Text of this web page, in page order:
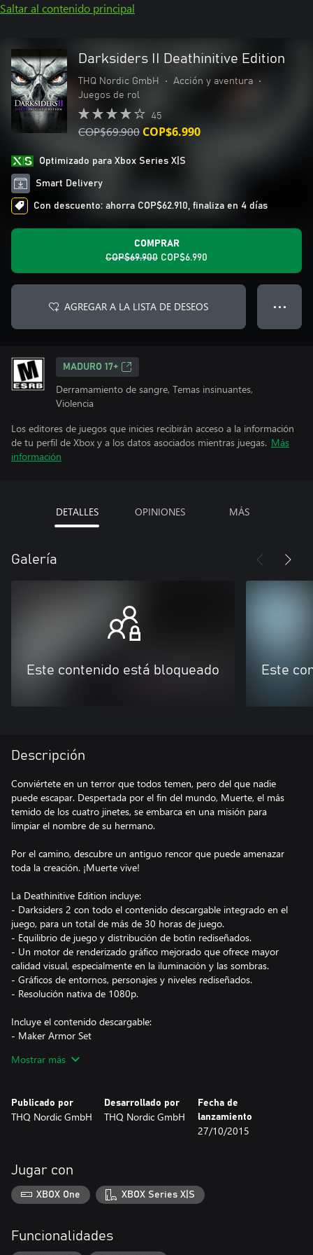
Saltar al contenido principal
Darksiders II Deathinitive Edition
THQ Nordic GmbH • Acción y aventura
•
Juegos de rol
45
COP$69.900 COP$6.990
Optimizado para Xbox Series X|S
Smart Delivery
Con descuento: ahorra COP$62.910, finaliza en 4 días
COMPRAR
COP$69.900 COP$6.990
AGREGAR A LA LISTA DE DESEOS ● ● ●
MADURO 17+
Derramamiento de sangre, Temas insinuantes,
Violencia
Los editores de juegos que inicies recibirán acceso a la información
de tu perfil de Xbox y a los datos asociados mientras juegas. Más
información
DETALLES OPINIONES MÁS
Galería
Este contenido está bloqueado Este
Descripción
Conviértete en un terror que todos temen, pero del que nadie
puede escapar. Despertada por el fin del mundo, Muerte, el más
temido de los cuatro jinetes, se embarca en una misión para
limpiar el nombre de su hermano.
Por el camino, descubre un antiguo rencor que puede amenazar
toda la creación. ¡Muerte vive!
La Deathinitive Edition incluye:
- Darksiders 2 con todo el contenido descargable integrado en el
juego, para un total de más de 30 horas de juego.
- Equilibrio de juego y distribución de botín rediseñados.
- Un motor de renderizado gráfico mejorado que ofrece mayor
calidad visual, especialmente en la iluminación y las sombras.
- Gráficos de entornos, personajes y niveles rediseñados.
- Resolución nativa de 1080p.
Incluye el contenido descargable:
- Maker Armor Set
- The Demon Lord Belial
- Deadly Despair
- Shadow of Death
- Van Der Schmash Hammer
- Fletcher's Crow Hammer
- Mace Maximus
- Argul's Tomb
Unos gráficos impresionantes: Disfruta de la nueva aventura llena
Mostrar más
Publicado por
THQ Nordic GmbH
Desarrollado por
THQ Nordic GmbH
Fecha de
lanzamiento
27/10/2015
Jugar con
XBOX One XBOX Series X|S
Funcionalidades